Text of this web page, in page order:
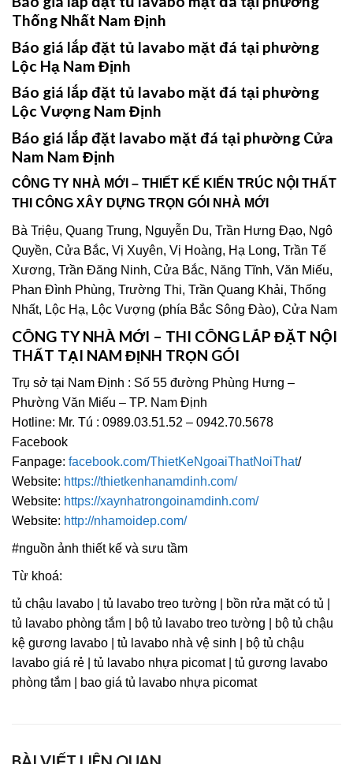
Thống Nhất Nam Định
Báo giá lắp đặt tủ lavabo mặt đá tại phường
Lộc Hạ Nam Định
Báo giá lắp đặt tủ lavabo mặt đá tại phường
Lộc Vượng Nam Định
Báo giá lắp đặt lavabo mặt đá tại phường Cửa
Nam Nam Định
CÔNG TY NHÀ MỚI – THIẾT KẾ KIẾN TRÚC NỘI THẤT
THI CÔNG XÂY DỰNG TRỌN GÓI NHÀ MỚI
Bà Triệu, Quang Trung, Nguyễn Du, Trần Hưng Đạo, Ngô
Quyền, Cửa Bắc, Vị Xuyên, Vị Hoàng, Hạ Long, Trần Tế
Xương, Trần Đăng Ninh, Cửa Bắc, Năng Tĩnh, Văn Miếu,
Phan Đình Phùng, Trường Thi, Trần Quang Khải, Thống
Nhất, Lộc Hạ, Lộc Vượng (phía Bắc Sông Đào), Cửa Nam
CÔNG TY NHÀ MỚI – THI CÔNG LẮP ĐẶT NỘI
THẤT TẠI NAM ĐỊNH TRỌN GÓI
Trụ sở tại Nam Định : Số 55 đường Phùng Hưng –
Phường Văn Miếu – TP. Nam Định
Hotline: Mr. Tú : 0989.03.51.52 – 0942.70.5678
Facebook
Fanpage: facebook.com/ThietKeNgoaiThatNoiThat/
Website: https://thietkenhanamdinh.com/
Website: https://xaynhatrongoinamdinh.com/
Website: http://nhamoidep.com/
#nguồn ảnh thiết kế và sưu tầm
Từ khoá:
tủ chậu lavabo | tủ lavabo treo tường | bồn rửa mặt có tủ |
tủ lavabo phòng tắm | bộ tủ lavabo treo tường | bộ tủ chậu
kệ gương lavabo | tủ lavabo nhà vệ sinh | bộ tủ chậu
lavabo giá rẻ | tủ lavabo nhựa picomat | tủ gương lavabo
phòng tắm | bao giá tủ lavabo nhựa picomat